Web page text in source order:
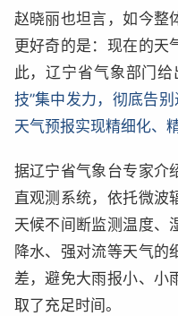
赵晓丽也坦言，如今整
更好奇的是：现在的天
此，辽宁省气象部门给
技”集中发力，彻底告
天气预报实现精细化、
据辽宁省气象台专家介
直观测系统，依托微波
天候不间断监测温度、
降水、强对流等天气的
差，避免大雨报小、小
取了充足时间。